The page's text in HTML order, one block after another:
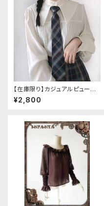
【在庫限り】カジュアルピューリ
タンカラープレッピーブラウス
¥2,800